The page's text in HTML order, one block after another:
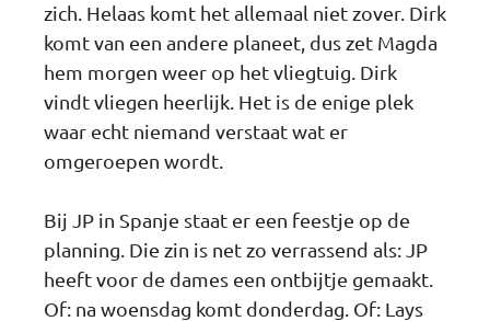
zich. Helaas komt het allemaal niet zover. Dirk
komt van een andere planeet, dus zet Magda
hem morgen weer op het vliegtuig. Dirk
vindt vliegen heerlijk. Het is de enige plek
waar echt niemand verstaat wat er
omgeroepen wordt.
Bij JP in Spanje staat er een feestje op de
planning. Die zin is net zo verrassend als: JP
heeft voor de dames een ontbijtje gemaakt.
Of: na woensdag komt donderdag. Of: Lays